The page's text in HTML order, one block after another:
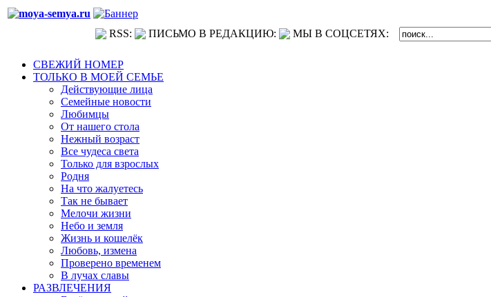
RSS: ПИСЬМО В РЕДАКЦИЮ: МЫ В СОЦСЕТЯХ:
СВЕЖИЙ НОМЕР
ТОЛЬКО В МОЕЙ СЕМЬЕ
Действующие лица
Семейные новости
Любимцы
От нашего стола
Нежный возраст
Все чудеса света
Только для взрослых
Родня
На что жалуетесь
Так не бывает
Мелочи жизни
Небо и земля
Жизнь и кошелёк
Любовь, измена
Проверено временем
В лучах славы
РАЗВЛЕЧЕНИЯ